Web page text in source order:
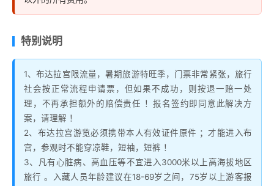
如果不成功，则按退一赔一处理，不再承担额外的赔偿责
7、为了有效地听导游讲解，布宫和大昭寺均需租用耳麦
(每处30元)，费用请现付 ！
8、当日属于半自由行、仅含布宫讲解员、参观完布宫后
请自行前往大昭寺广场，自由安排时间返回酒店 ！
特别说明
1、布达拉宫限流量，暑期旅游特旺季，门票非常紧张，旅行
社会按正常流程申请票，但如果不成功，则按退一赔一处
理，不再承担额外的赔偿责任 ！报名签约即同意此解决方
案，请理解 ！
2、布达拉宫游览必须携带本人有效证件原件 ；才能进入布
宫，参观时不能穿凉鞋，短袖，短裤 ！
3、凡有心脏病、高血压等不宜进入3000米以上高海拔地区
旅行 。入藏人员年龄建议在18-69岁之间，75岁以上游客报